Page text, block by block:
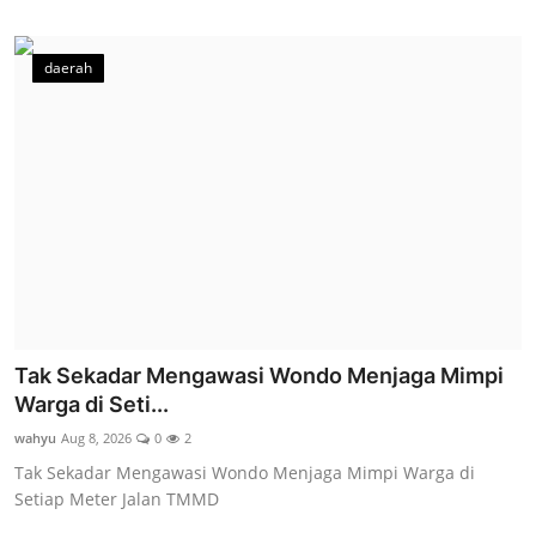
daerah
Tak Sekadar Mengawasi Wondo Menjaga Mimpi
Warga di Seti...
wahyu Aug 8, 2026 0 2
Tak Sekadar Mengawasi Wondo Menjaga Mimpi Warga di
Setiap Meter Jalan TMMD